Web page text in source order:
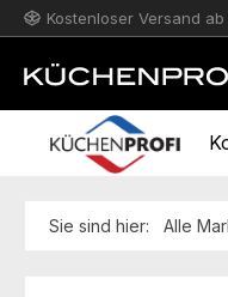
Hauptinhalt springen
Zur Suche springen
Zur Hauptnavigation
Kostenloser Versand ab
Sie sind hier: Alle